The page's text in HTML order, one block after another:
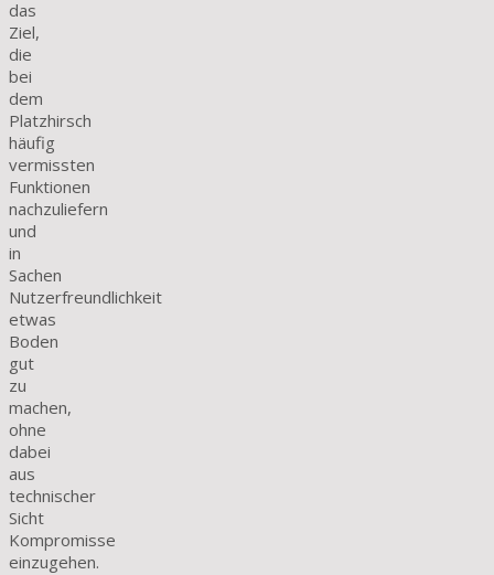
das
Ziel,
die
bei
dem
Platzhirsch
häufig
vermissten
Funktionen
nachzuliefern
und
in
Sachen
Nutzerfreundlichkeit
etwas
Boden
gut
zu
machen,
ohne
dabei
aus
technischer
Sicht
Kompromisse
einzugehen.